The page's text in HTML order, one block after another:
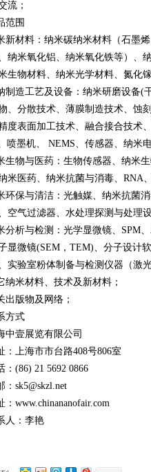
流；
范围
新材料：纳米碳纳米材料（石墨
纳米氧化铝、纳米氧化铁等）、
生物材料、纳米光学材料、氮化
制造工艺及设备：纳米研磨设备(
、分散技术、薄膜制造技术、蚀
度表面加工技术、融合接合技术
喷墨机、 NEMS、传感器、纳米
生物与医药：生物传感器、纳米
米医药、纳米抗菌与消毒、RNA
环保与清洁：光触媒、纳米抗菌
空气过滤器、水处理探测与处理
分析与检测：光学显微镜、SPM
显微镜(SEM，TEM)、分子设计
实验室粉体制备与检测仪器（激
纳米材料、技术及新材料；
出版物及网络；
方式
中壹展览有限公司
：上海市市台路408号806室
：(86) 21 5692 0866
：sk5@skzl.net
：www.chinananofair.com
人：李艳